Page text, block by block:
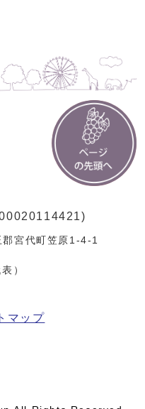
宮代町笠原1-4-1
）
マップ